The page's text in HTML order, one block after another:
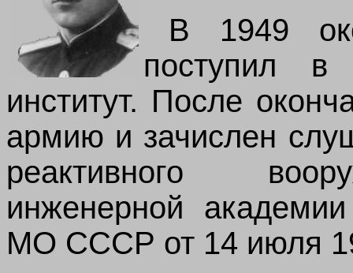
В 1949
поступил в
институт. После
армию и зачислен
реактивного
инженерной
МО СССР от 14 июля